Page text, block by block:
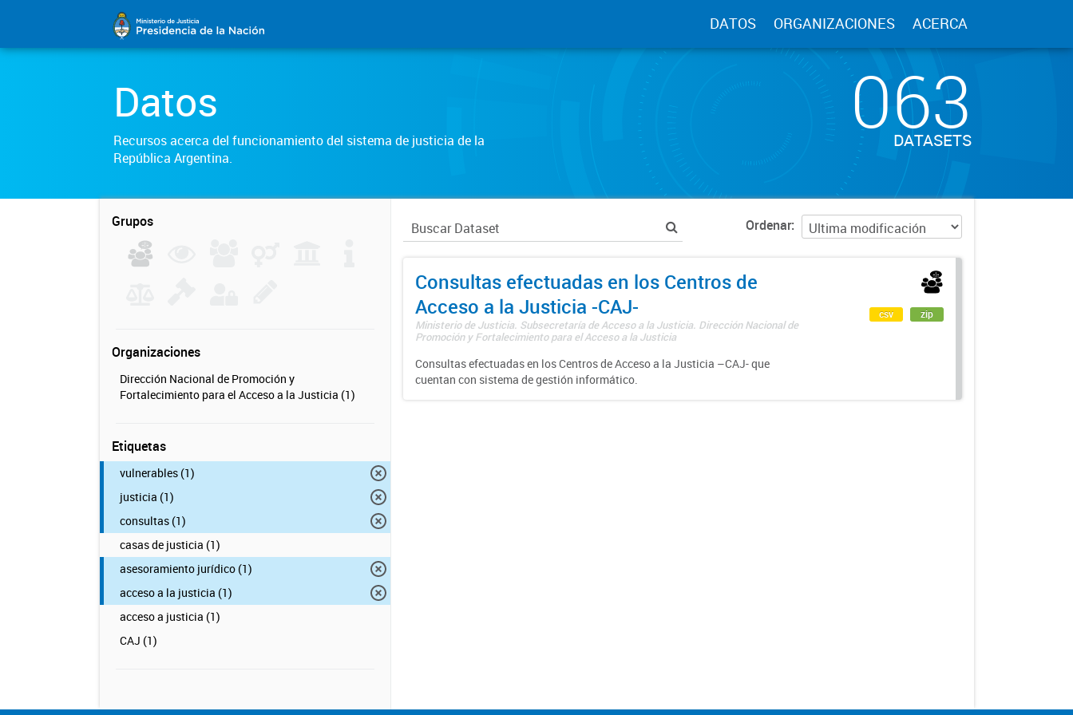
DATOS ORGANIZACIONES ACERCA
Datos
Recursos acerca del funcionamiento del sistema de justicia de la
República Argentina.
063
DATASETS
Grupos
Organizaciones
Dirección Nacional de Promoción y
Fortalecimiento para el Acceso a la Justicia (1)
Etiquetas
vulnerables (1)
justicia (1)
consultas (1)
casas de justicia (1)
asesoramiento jurídico (1)
acceso a la justicia (1)
acceso a justicia (1)
CAJ (1)
Ordenar
Consultas efectuadas en los Centros de
Acceso a la Justicia -CAJ-
Ministerio de Justicia. Subsecretaría de Acceso a la Justicia. Dirección Nacional de
Promoción y Fortalecimiento para el Acceso a la Justicia
Consultas efectuadas en los Centros de Acceso a la Justicia –CAJ- que
cuentan con sistema de gestión informático.
csv zip